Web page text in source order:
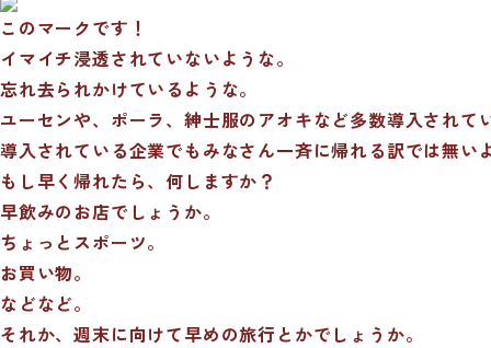
このマークです！
イマイチ浸透されていないような。
忘れ去られかけているような。
ユーセンや、ポーラ、紳士服のアオキなど多数導入されて
導入されている企業でもみなさん一斉に帰れる訳では無い
もし早く帰れたら、何しますか？
早飲みのお店でしょうか。
ちょっとスポーツ。
お買い物。
などなど。
それか、週末に向けて早めの旅行とかでしょうか。